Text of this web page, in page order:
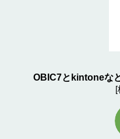
OBIC7とkintoneな